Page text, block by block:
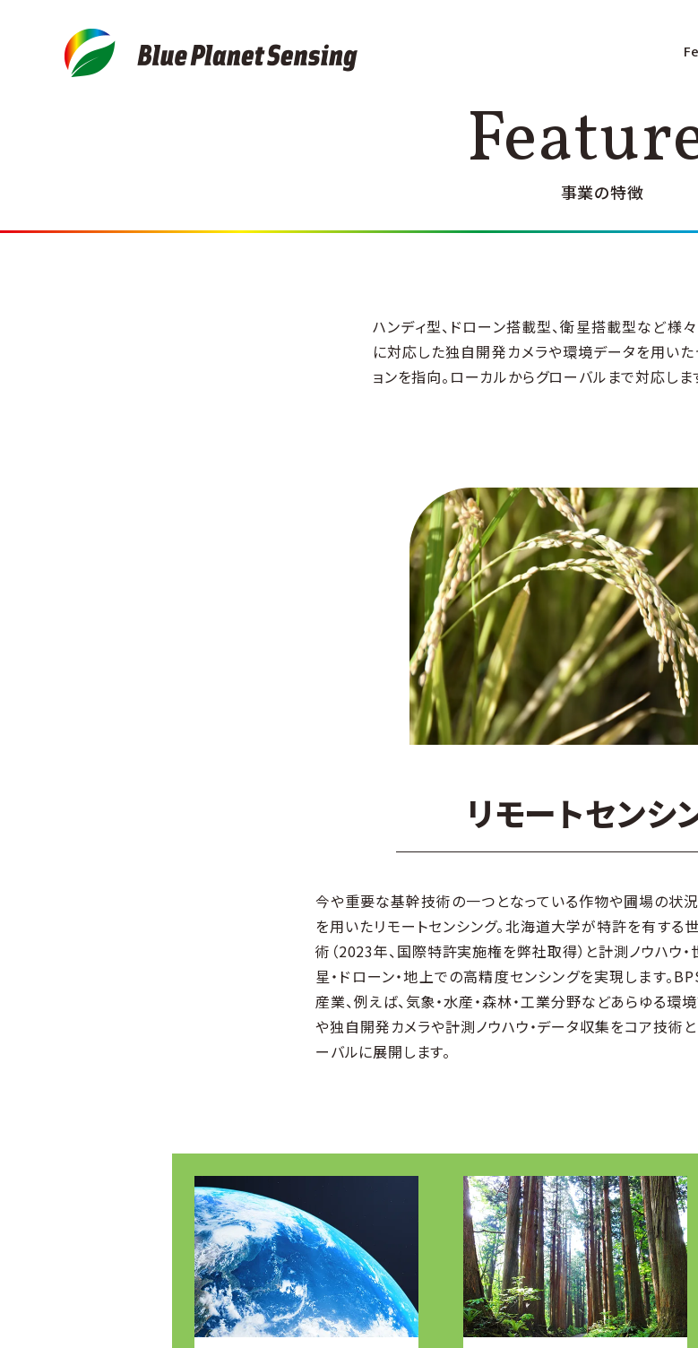
事業の特徴
ハンディ型、ドローン搭載型、衛星搭載型など様
に対応した独⾃開発カメラや環境データを⽤いた
ョンを指向。ローカルからグローバルまで対応しま
リモートセンシ
今や重要な基幹技術の⼀つとなっている作物や圃場の状
を⽤いたリモートセンシング。北海道⼤学が特許を有する
術（2023年、国際特許実施権を弊社取得）と計測ノウハウ
星・ドローン・地上での⾼精度センシングを実現します。
産業、例えば、気象・⽔産・森林・⼯業分野などあらゆる環
や独⾃開発カメラや計測ノウハウ・データ収集をコア技術
ーバルに展開します。